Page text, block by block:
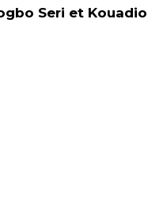
Seri et Kouadio